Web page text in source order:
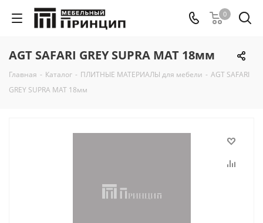
0
AGT SAFARI GREY SUPRA MAT 18мм
Главная - Каталог - ПЛИТНЫЕ МАТЕРИАЛЫ для мебели - AGT SAFARI
GREY SUPRA MAT 18мм